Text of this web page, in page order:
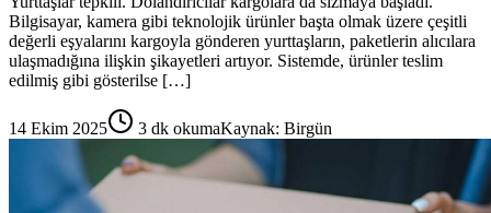
Bilgisayar, kamera gibi teknolojik ürünler başta olmak üzere çeşitli
değerli eşyalarını kargoyla gönderen yurttaşların, paketlerin alıcılara
ulaşmadığına ilişkin şikayetleri artıyor. Sistemde, ürünler teslim
edilmiş gibi gösterilse […]
14 Ekim 2025 3 dk okumaKaynak: Birgün